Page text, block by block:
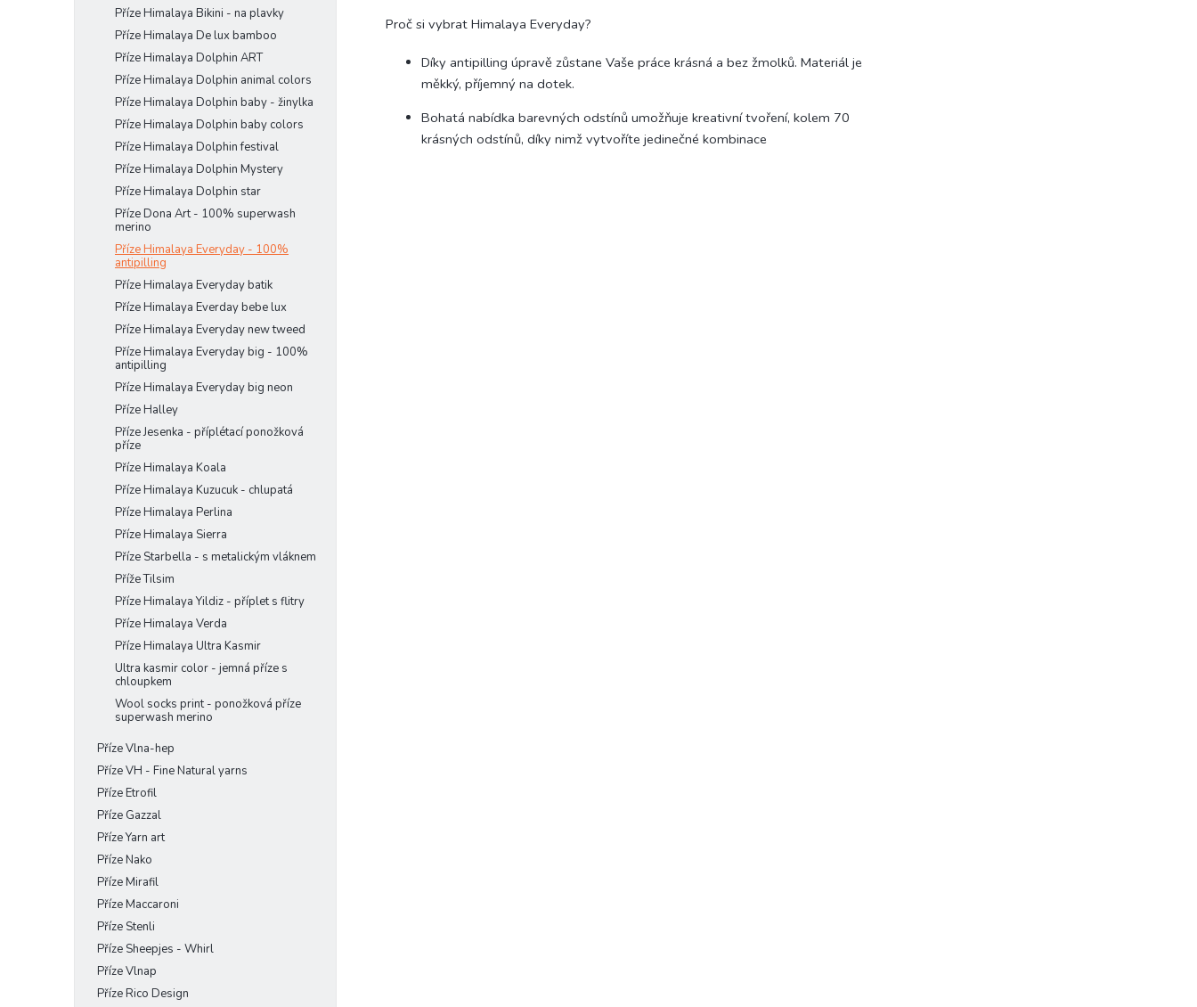
Příze Himalaya Bikini - na plavky
Příze Himalaya De lux bamboo
Příze Himalaya Dolphin ART
Příze Himalaya Dolphin animal colors
Příze Himalaya Dolphin baby - žinylka
Příze Himalaya Dolphin baby colors
Příze Himalaya Dolphin festival
Příze Himalaya Dolphin Mystery
Příze Himalaya Dolphin star
Příze Dona Art - 100% superwash
merino
Příze Himalaya Everyday - 100%
antipilling
Příze Himalaya Everyday batik
Příze Himalaya Everday bebe lux
Příze Himalaya Everyday new tweed
Příze Himalaya Everyday big - 100%
antipilling
Příze Himalaya Everyday big neon
Příze Halley
Příze Jesenka - příplétací ponožková
příze
Příze Himalaya Koala
Příze Himalaya Kuzucuk - chlupatá
Příze Himalaya Perlina
Příze Himalaya Sierra
Příze Starbella - s metalickým vláknem
Příže Tilsim
Příze Himalaya Yildiz - příplet s flitry
Příze Himalaya Verda
Příze Himalaya Ultra Kasmir
Ultra kasmir color - jemná příze s
chloupkem
Wool socks print - ponožková příze
superwash merino
Příze Vlna-hep
Příze VH - Fine Natural yarns
Příze Etrofil
Příze Gazzal
Příze Yarn art
Příze Nako
Příze Mirafil
Příze Maccaroni
Příze Stenli
Příze Sheepjes - Whirl
Příze Vlnap
Příze Rico Design
Proč si vybrat Himalaya Everyday?
Díky antipilling úpravě zůstane Vaše práce krásná a bez žmolků. Materiál je
měkký, příjemný na dotek.
Bohatá nabídka barevných odstínů umožňuje kreativní tvoření, kolem 70
krásných odstínů, díky nimž vytvoříte jedinečné kombinace